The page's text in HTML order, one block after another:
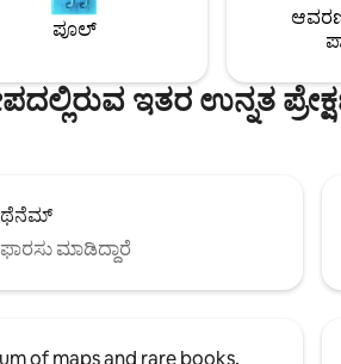
ಪೂಲ್
ಇತರ ಉನ್ನತ
ಮಾಡಿದ್ದಾರೆ
of maps and rare books,